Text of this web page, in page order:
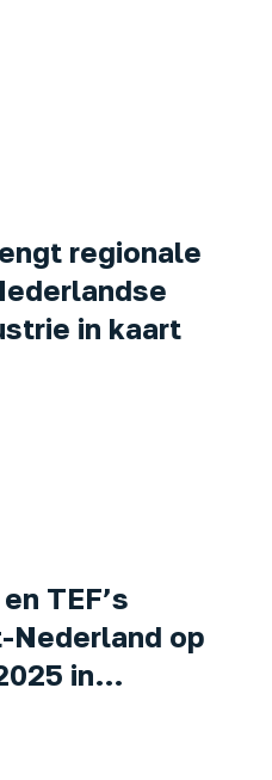
regionale
in kaart
TEF’s
Nederland op
in